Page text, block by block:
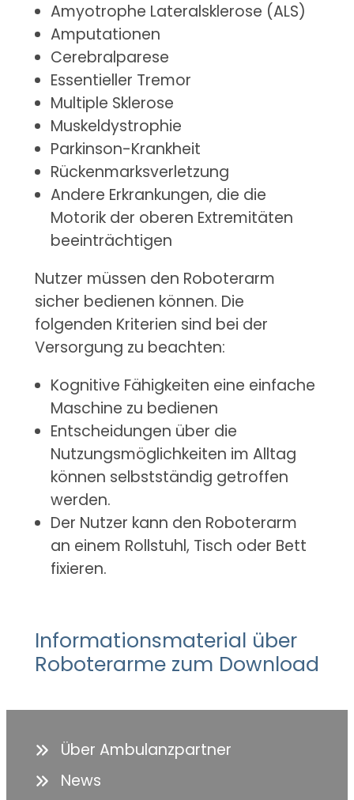
Amyotrophe Lateralsklerose (ALS)
Amputationen
Cerebralparese
Essentieller Tremor
Multiple Sklerose
Muskeldystrophie
Parkinson-Krankheit
Rückenmarksverletzung
Andere Erkrankungen, die die
Motorik der oberen Extremitäten
beeinträchtigen
Nutzer müssen den Roboterarm
sicher bedienen können. Die
folgenden Kriterien sind bei der
Versorgung zu beachten:
Kognitive Fähigkeiten eine einfache
Maschine zu bedienen
Entscheidungen über die
Nutzungsmöglichkeiten im Alltag
können selbstständig getroffen
werden.
Der Nutzer kann den Roboterarm
an einem Rollstuhl, Tisch oder Bett
fixieren.
Informationsmaterial über
Roboterarme zum Download
Über Ambulanzpartner
News